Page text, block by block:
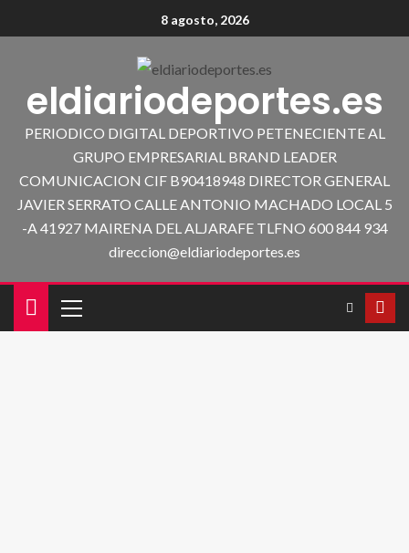
8 agosto, 2026
eldiariodeportes.es
PERIODICO DIGITAL DEPORTIVO PETENECIENTE AL
GRUPO EMPRESARIAL BRAND LEADER
COMUNICACION CIF B90418948 DIRECTOR GENERAL
JAVIER SERRATO CALLE ANTONIO MACHADO LOCAL 5
-A 41927 MAIRENA DEL ALJARAFE TLFNO 600 844 934
direccion@eldiariodeportes.es